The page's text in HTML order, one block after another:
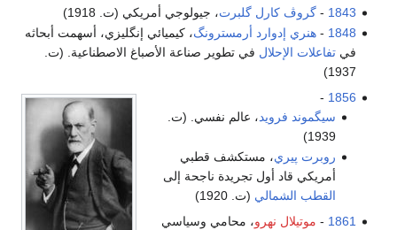
1843
-گروڤ كارل گلبرت، جيولوجي أمريكي (ت. 1918)
1848
-هنري إدوارد أرمسترونگ، كيميائي إنگليزي، أسهمت أبحاثه
فيتفاعلات الإحلال في تطوير صناعة الأصباغ الاصطناعية. (ت.
1937)
1856
-
سيگموند فرويد، عالم نفسي. (ت.
1939)
روبرت پيري، مستكشف قطبي
أمريكي قاد أول تجريدة ناجحة إلى
القطب الشمالي (ت. 1920)
1861
- موتيلال نهرو، محامي وسياسي